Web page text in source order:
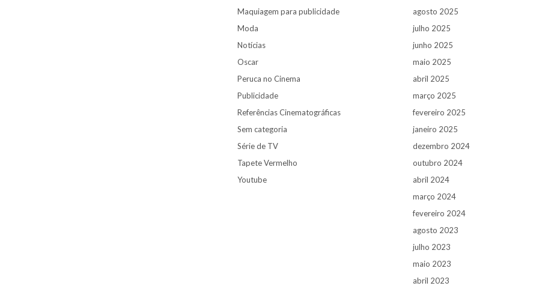
Maquiagem para publicidade
Moda
Notícias
Oscar
Peruca no Cinema
Publicidade
Referências Cinematográficas
Sem categoria
Série de TV
Tapete Vermelho
Youtube
agosto 2025
julho 2025
junho 2025
maio 2025
abril 2025
março 2025
fevereiro 2025
janeiro 2025
dezembro 2024
outubro 2024
abril 2024
março 2024
fevereiro 2024
agosto 2023
julho 2023
maio 2023
abril 2023